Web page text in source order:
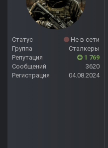
Статус
Не в сети
Группа
Сталкеры
Репутация
1 769
Сообщений
3620
Регистрация
04.08.2024